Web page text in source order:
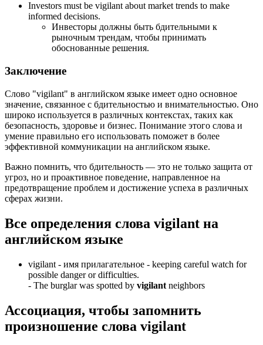
Investors must be vigilant about market trends to make
informed decisions.
Инвесторы должны быть бдительными к
рыночным трендам, чтобы принимать
обоснованные решения.
Заключение
Слово "vigilant" в английском языке имеет одно основное
значение, связанное с бдительностью и внимательностью. Оно
широко используется в различных контекстах, таких как
безопасность, здоровье и бизнес. Понимание этого слова и
умение правильно его использовать поможет в более
эффективной коммуникации на английском языке.
Важно помнить, что бдительность — это не только защита от
угроз, но и проактивное поведение, направленное на
предотвращение проблем и достижение успеха в различных
сферах жизни.
Все определения слова vigilant на
английском языке
vigilant - имя прилагательное - keeping careful watch for
possible danger or difficulties.
- The burglar was spotted by vigilant neighbors
Ассоциация, чтобы запомнить
произношение слова vigilant